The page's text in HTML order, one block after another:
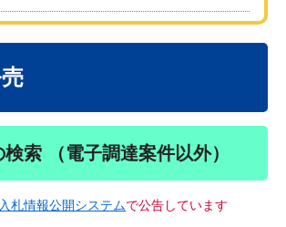
索 （電子調達案件以外）
入札情報公開システムで公告しています